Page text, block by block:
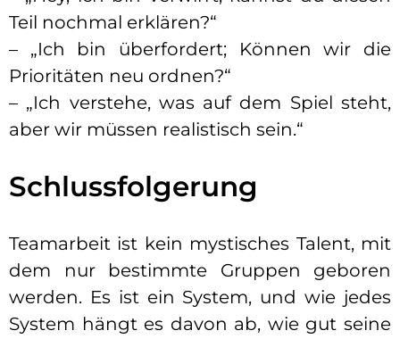
Teil nochmal erklären?“
– „Ich bin überfordert; Können wir die
Prioritäten neu ordnen?“
– „Ich verstehe, was auf dem Spiel steht,
aber wir müssen realistisch sein.“
Schlussfolgerung
Teamarbeit ist kein mystisches Talent, mit
dem nur bestimmte Gruppen geboren
werden. Es ist ein System, und wie jedes
System hängt es davon ab, wie gut seine